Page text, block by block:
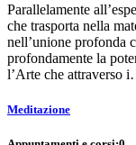
Parallelamente
che trasporta nella
nell’unione profonda
profondamente la
l’Arte che attraverso
Meditazione